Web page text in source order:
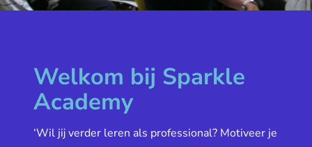
Welkom bij Sparkle
Academy
‘Wil jij verder leren als professional? Motiveer je